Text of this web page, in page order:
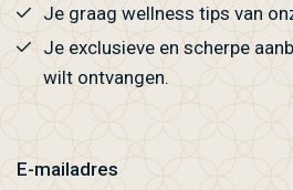
Je graag wellness tips van
Je exclusieve en scherpe
wilt ontvangen.
E-mailadres